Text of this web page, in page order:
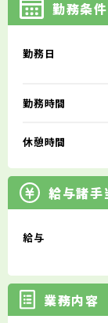
勤務条件
勤務日
勤務時間
休憩時間
給与諸手
給与
業務内容